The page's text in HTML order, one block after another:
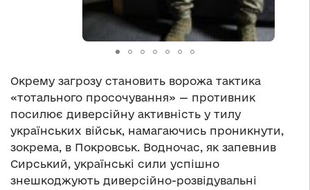
Окрему загрозу становить ворожа тактика
«тотального просочування» — противник
посилює диверсійну активність у тилу
українських військ, намагаючись проникнути,
зокрема, в Покровськ. Водночас, як запевнив
Сирський, українські сили успішно
знешкоджують диверсійно-розвідувальні